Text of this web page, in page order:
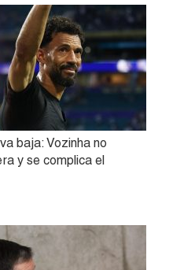
baja: Vozinha no
y se complica el